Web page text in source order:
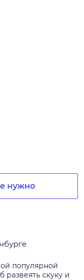
нужно
популярной
скуку и